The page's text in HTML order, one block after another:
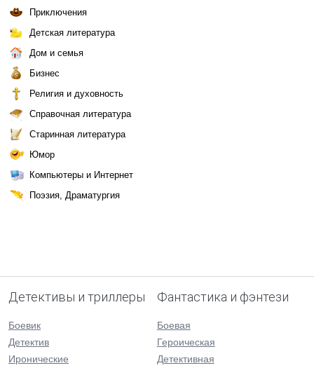
Приключения
Детская литература
Дом и семья
Бизнес
Религия и духовность
Справочная литература
Старинная литература
Юмор
Компьютеры и Интернет
Поэзия, Драматургия
Детективы и триллеры
Боевик
Детектив
Иронические
Фантастика и фэнтези
Боевая
Героическая
Детективная